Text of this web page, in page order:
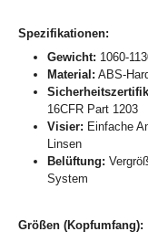
Spezifikationen:
Gewicht: 1060-
Material: ABS-
16CFR Part 1203
Visier: Einfache
Linsen
Belüftung:
System
Größen (Kopfumfang):